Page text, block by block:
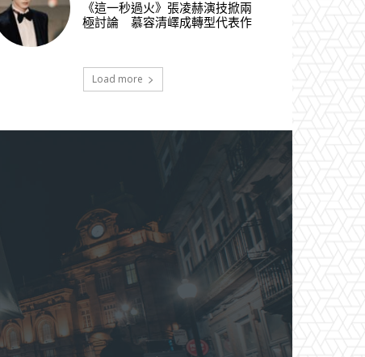
《這一秒過火》張凌赫演技掀兩
極討論 慕容清嶧成轉型代表作
Load more